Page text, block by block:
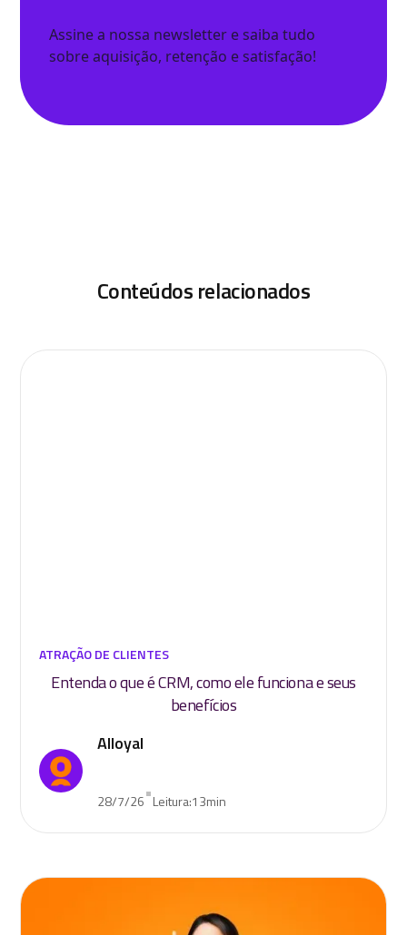
Assine a nossa newsletter e saiba tudo
sobre aquisição, retenção e satisfação!
Conteúdos relacionados
ATRAÇÃO DE CLIENTES
Entenda o que é CRM, como ele funciona e seus
benefícios
Alloyal
28/7/26•Leitura:13min